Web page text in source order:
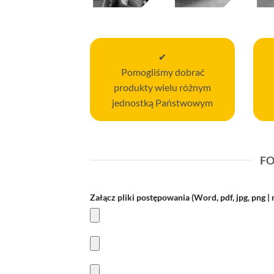
✔
Pomogliśmy dobrać
produkty wielu różnym
jednostką Państwowym
Załącz pliki postępowania (Word, pdf, jpg, png |